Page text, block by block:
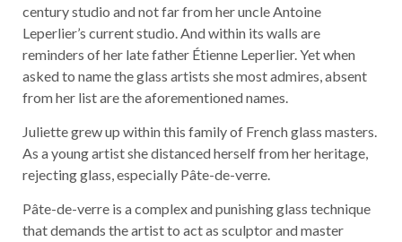
century studio and not far from her uncle Antoine
Leperlier’s current studio. And within its walls are
reminders of her late father Étienne Leperlier. Yet when
asked to name the glass artists she most admires, absent
from her list are the aforementioned names.
Juliette grew up within this family of French glass masters.
As a young artist she distanced herself from her heritage,
rejecting glass, especially Pâte-de-verre.
Pâte-de-verre is a complex and punishing glass technique
that demands the artist to act as sculptor and master